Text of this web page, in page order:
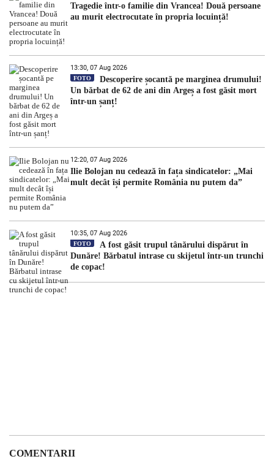
Tragedie într-o familie din Vrancea! Două persoane
au murit electrocutate în propria locuință!
13:30, 07 Aug 2026
FOTO
Descoperire șocantă pe marginea drumului!
Un bărbat de 62 de ani din Argeș a fost găsit mort
într-un șanț!
12:20, 07 Aug 2026
Ilie Bolojan nu cedează în fața sindicatelor: „Mai
mult decât își permite România nu putem da”
10:35, 07 Aug 2026
FOTO
A fost găsit trupul tânărului dispărut în
Dunăre! Bărbatul intrase cu skijetul într-un trunchi
de copac!
COMENTARII